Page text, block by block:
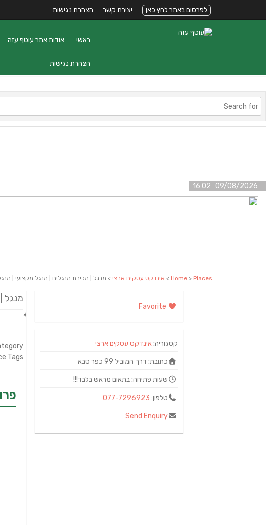
לפרסום באתר לחץ כאן יצירת קשר הצהרת נגישות
ראשי אודות אתר עוטף עזה
הצהרת נגישות
09/08/2026 16:02
Home > Places
> אינדקס עסקים ארצי > מנגל | מכירת מנגלים | מנגל מקצועי |
מנגל
Tags:
קטגוריה:אינדקס עסקים ארצי
כתובת: דרך המוביל 99 כפר סבא
שעות פתיחה:בתאום מראש בלבד!!!
טלפון: 077-7296923
Send Enquiry